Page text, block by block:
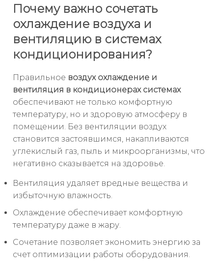
Почему важно сочетать
охлаждение воздуха и
вентиляцию в системах
кондиционирования?
Правильное воздух охлаждение и
вентиляция в кондиционерах системах
обеспечивают не только комфортную
температуру, но и здоровую атмосферу в
помещении. Без вентиляции воздух
становится застоявшимся, накапливаются
углекислый газ, пыль и микроорганизмы, что
негативно сказывается на здоровье.
Вентиляция удаляет вредные вещества и
избыточную влажность.
Охлаждение обеспечивает комфортную
температуру даже в жару.
Сочетание позволяет экономить энергию за
счет оптимизации работы оборудования.